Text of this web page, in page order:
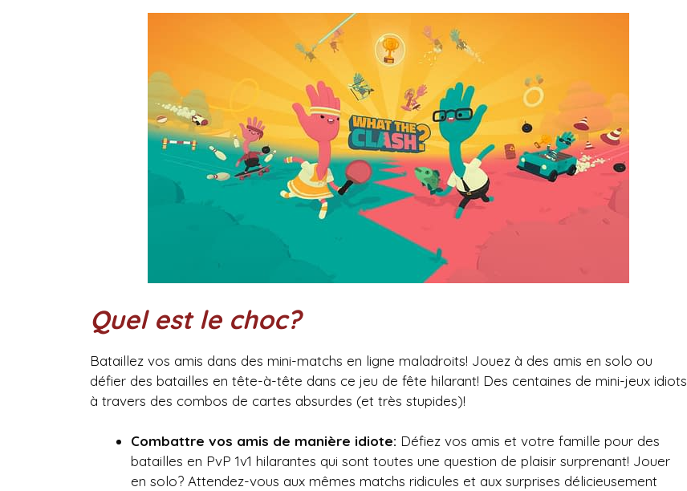
Quel est le choc?
Bataillez vos amis dans des mini-matchs en ligne maladroits! Jouez à des amis en solo ou
défier des batailles en tête-à-tête dans ce jeu de fête hilarant! Des centaines de mini-jeux idiots
à travers des combos de cartes absurdes (et très stupides)!
Combattre vos amis de manière idiote: Défiez vos amis et votre famille pour des
batailles en PvP 1v1 hilarantes qui sont toutes une question de plaisir surprenant! Jouer
en solo? Attendez-vous aux mêmes matchs ridicules et aux surprises délicieusement